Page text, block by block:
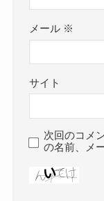
メール ※
サイト
次回のコメ
の名前、メ